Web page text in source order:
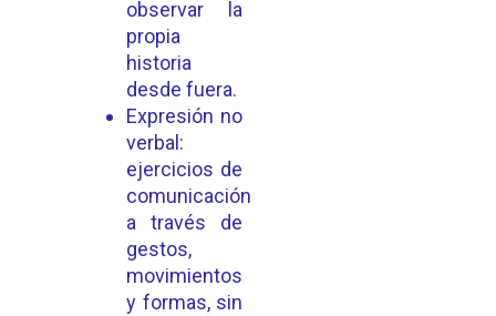
observar la
propia
historia
desde fuera.
Expresión no
verbal:
ejercicios de
comunicación
a través de
gestos,
movimientos
y formas, sin